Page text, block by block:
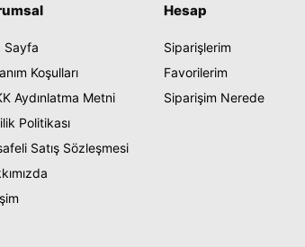
Sayfa
Koşulları
Aydınlatma Metni
Politikası
Satış Sözleşmesi
Hesap
Siparişlerim
Favorilerim
Siparişim Nerede